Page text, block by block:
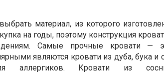
материал, из которого
на годы, поэтому конструкция
Самые прочные кровати —
являются кровати из дуба, бука и
аллергиков. Кровати из